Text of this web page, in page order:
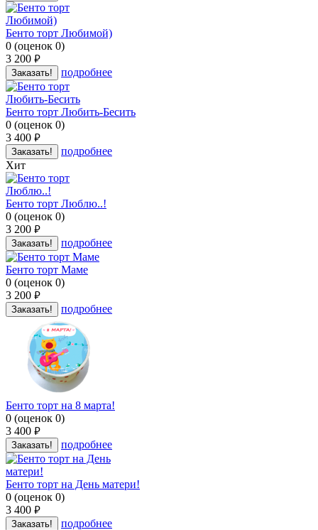
Бенто торт Любимой)
0 (оценок 0)
3 200 руб.
Заказать! подробнее
Бенто торт Любить-Бесить
0 (оценок 0)
3 400 руб.
Заказать!
подробнее
Хит
Бенто торт Люблю..!
0 (оценок 0)
3 200 руб.
Заказать! подробнее
Бенто торт Маме
0 (оценок 0)
3 200 руб.
Заказать! подробнее
Бенто торт на 8 марта!
0 (оценок 0)
3 400 руб.
Заказать! подробнее
Бенто торт на День матери!
0 (оценок 0)
3 400 руб.
Заказать! подробнее